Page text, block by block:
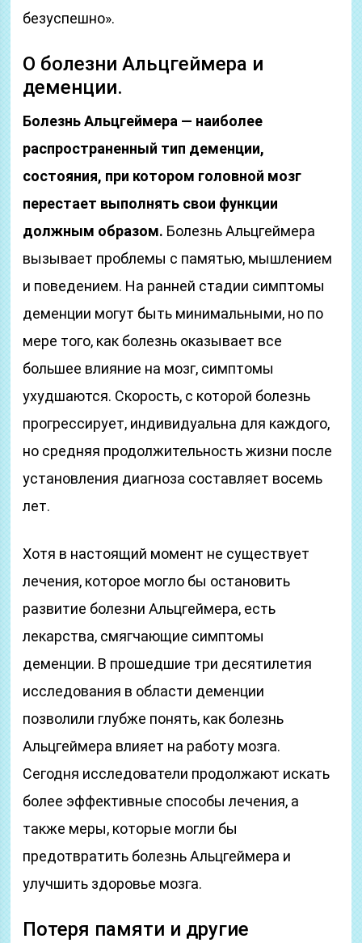
безуспешно».
О болезни Альцгеймера и
деменции.
Болезнь Альцгеймера — наиболее
распространенный тип деменции,
состояния, при котором головной мозг
перестает выполнять свои функции
должным образом. Болезнь Альцгеймера
вызывает проблемы с памятью, мышлением
и поведением. На ранней стадии симптомы
деменции могут быть минимальными, но по
мере того, как болезнь оказывает все
большее влияние на мозг, симптомы
ухудшаются. Скорость, с которой болезнь
прогрессирует, индивидуальна для каждого,
но средняя продолжительность жизни после
установления диагноза составляет восемь
лет.
Хотя в настоящий момент не существует
лечения, которое могло бы остановить
развитие болезни Альцгеймера, есть
лекарства, смягчающие симптомы
деменции. В прошедшие три десятилетия
исследования в области деменции
позволили глубже понять, как болезнь
Альцгеймера влияет на работу мозга.
Сегодня исследователи продолжают искать
более эффективные способы лечения, а
также меры, которые могли бы
предотвратить болезнь Альцгеймера и
улучшить здоровье мозга.
Потеря памяти и другие